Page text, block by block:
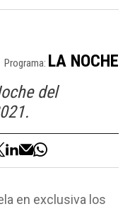
Programa: LA NOCHE
del
en exclusiva los